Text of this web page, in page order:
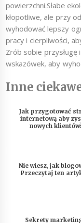
powierzchni.Słabe
kłopotliwe, ale przy
wyhodować lepszy
pracy i cierpliwości,
Zrób sobie
wskazówek, aby
Inne
Jak przygotować
internetową aby
nowych
Nie wiesz, jak
Przeczytaj ten
Sekrety